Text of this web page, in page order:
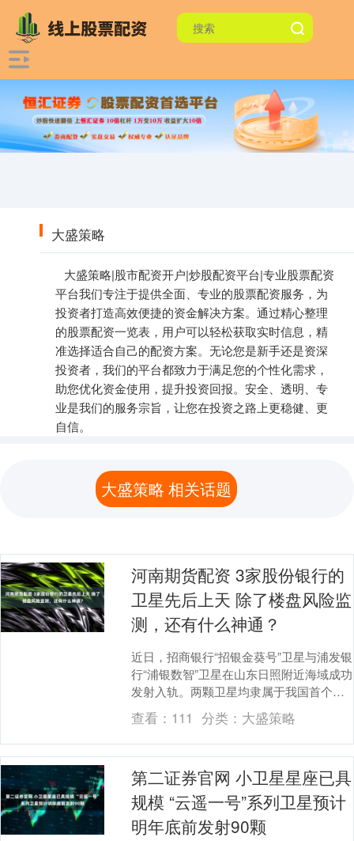
大盛策略
大盛策略|股市配资开户|炒股配资平台|专业股票配资
平台我们专注于提供全面、专业的股票配资服务，为
投资者打造高效便捷的资金解决方案。通过精心整理
的股票配资一览表，用户可以轻松获取实时信息，精
准选择适合自己的配资方案。无论您是新手还是资深
投资者，我们的平台都致力于满足您的个性化需求，
助您优化资金使用，提升投资回报。安全、透明、专
业是我们的服务宗旨，让您在投资之路上更稳健、更
自信。
大盛策略 相关话题
河南期货配资 3家股份银行的
卫星先后上天 除了楼盘风险监
测，还有什么神通？
近日，招商银行“招银金葵号”卫星与浦发银
行“浦银数智”卫星在山东日照附近海域成功
发射入轨。两颗卫星均隶属于我国首个全
球组网的低轨卫星物联网星座“天启星座”，
由国....
查看： 111 分类： 大盛策略
第二证券官网 小卫星星座已具
规模 “云遥一号”系列卫星预计
明年底前发射90颗